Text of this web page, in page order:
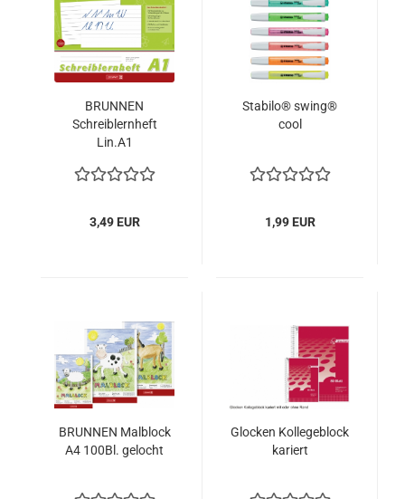
BRUNNEN
Schreiblernheft
Lin.A1
3,49 EUR
Stabilo® swing®
cool
1,99 EUR
BRUNNEN Malblock
A4 100Bl. gelocht
Glocken Kollegeblock
kariert